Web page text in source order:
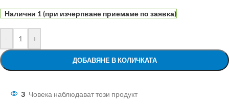
Налични 1 (при изчерпване приемаме по заявка)
- +
ДОБАВЯНЕ В КОЛИЧКАТА
3 Човека наблюдават този продукт